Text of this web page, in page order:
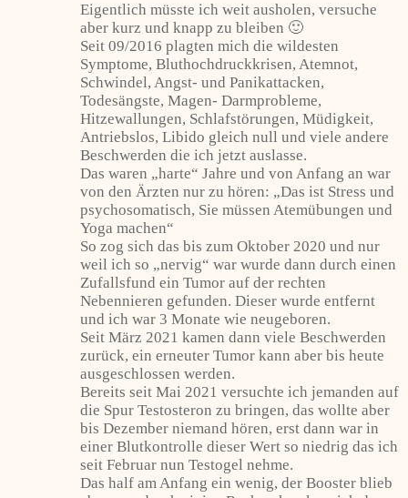
Eigentlich müsste ich weit ausholen, versuche
aber kurz und knapp zu bleiben 🙂
Seit 09/2016 plagten mich die wildesten
Symptome, Bluthochdruckkrisen, Atemnot,
Schwindel, Angst- und Panikattacken,
Todesängste, Magen- Darmprobleme,
Hitzewallungen, Schlafstörungen, Müdigkeit,
Antriebslos, Libido gleich null und viele andere
Beschwerden die ich jetzt auslasse.
Das waren „harte“ Jahre und von Anfang an war
von den Ärzten nur zu hören: „Das ist Stress und
psychosomatisch, Sie müssen Atemübungen und
Yoga machen“
So zog sich das bis zum Oktober 2020 und nur
weil ich so „nervig“ war wurde dann durch einen
Zufallsfund ein Tumor auf der rechten
Nebennieren gefunden. Dieser wurde entfernt
und ich war 3 Monate wie neugeboren.
Seit März 2021 kamen dann viele Beschwerden
zurück, ein erneuter Tumor kann aber bis heute
ausgeschlossen werden.
Bereits seit Mai 2021 versuchte ich jemanden auf
die Spur Testosteron zu bringen, das wollte aber
bis Dezember niemand hören, erst dann war in
einer Blutkontrolle dieser Wert so niedrig das ich
seit Februar nun Testogel nehme.
Das half am Anfang ein wenig, der Booster blieb